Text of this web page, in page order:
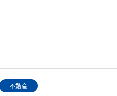
不動産